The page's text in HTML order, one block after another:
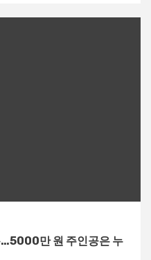
만 원 주인공은 누